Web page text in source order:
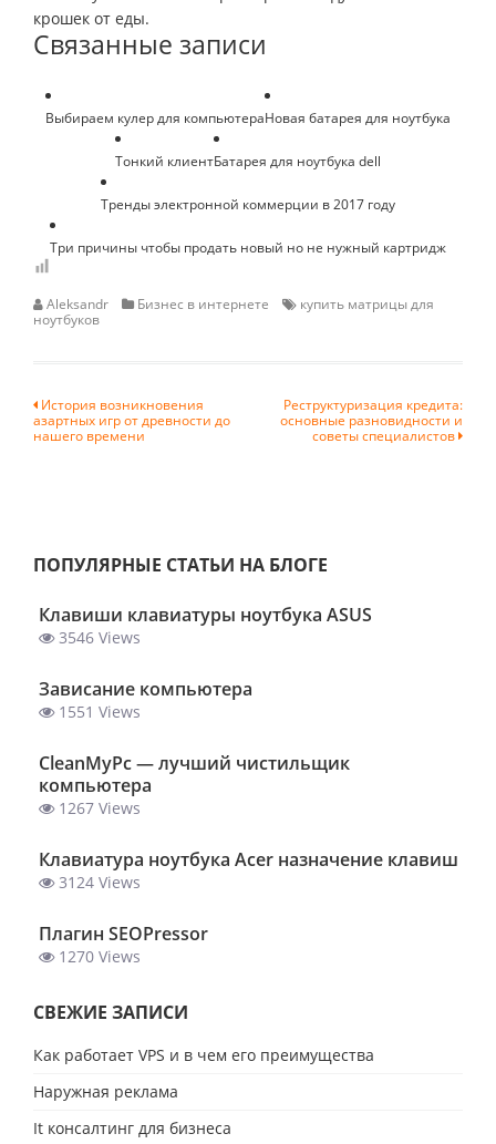
крошек от еды.
Связанные записи
Выбираем кулер для компьютераНовая батарея для ноутбука
Тонкий клиентБатарея для ноутбука dell
Тренды электронной коммерции в 2017 году
Три причины чтобы продать новый но не нужный картридж
Aleksandr Бизнес в интернете
купить матрицы для
ноутбуков
Навигация
по
История возникновения
азартных игр от древности до
нашего времени
Реструктуризация кредита:
основные разновидности и
советы специалистов
ПОПУЛЯРНЫЕ СТАТЬИ НА БЛОГЕ
Клавиши клавиатуры ноутбука ASUS
3546 Views
Зависание компьютера
1551 Views
ClеanMyPc — лучший чистильщик
компьютера
1267 Views
Клавиатура ноутбука Acer назначение клавиш
3124 Views
Плагин SEOPressor
1270 Views
СВЕЖИЕ ЗАПИСИ
Как работает VPS и в чем его преимущества
Наружная реклама
It консалтинг для бизнеса